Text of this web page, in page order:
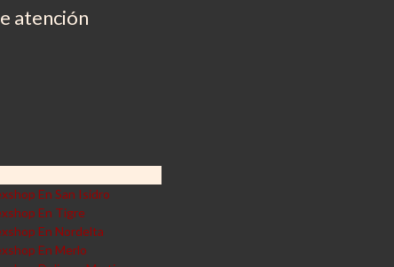
atención
En San Isidro
En Tigre
En Nordelta
En Merlo